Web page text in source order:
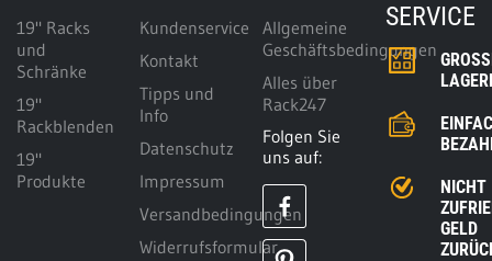
19" Racks
und
Schränke
19"
Rackblenden
19"
Produkte
Kundenservice
Kontakt
Tipps und
Info
Datenschutz
Impressum
Versandbedingungen
Widerrufsformular
Allgemeine
Geschäftsbedingungen
Alles über
Rack247
Folgen Sie
uns auf:
SERVICE
NICHT
GELD